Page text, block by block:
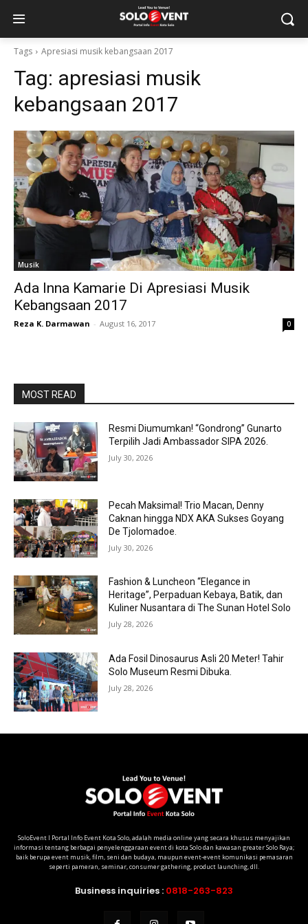
Tags Apresiasi musik kebangsaan 2017
Tag: apresiasi musik
kebangsaan 2017
Musik
Ada Inna Kamarie Di Apresiasi Musik
Kebangsaan 2017
Reza K. Darmawan - August 16, 2017 0
MOST READ
Resmi Diumumkan! “Gondrong” Gunarto
Terpilih Jadi Ambassador SIPA 2026.
July 30, 2026
Pecah Maksimal! Trio Macan, Denny
Caknan hingga NDX AKA Sukses Goyang
De Tjolomadoe.
July 30, 2026
Fashion & Luncheon “Elegance in
Heritage”, Perpaduan Kebaya, Batik, dan
Kuliner Nusantara di The Sunan Hotel Solo
July 28, 2026
Ada Fosil Dinosaurus Asli 20 Meter! Tahir
Solo Museum Resmi Dibuka.
July 28, 2026
SoloEvent I Portal Info Event Kota Solo, adalah media online yang secara khusus menyajikan
informasi tentang berbagai penyelenggaraan event di kota Solo dan kawasan greater Solo Raya;
baik berupa event musik, film, seni dan budaya, maupun event-event komunikasi pemasaran
seperti pameran, seminar, consumer gathering, product launching, dll.
Business inquiries : 0818-263-823